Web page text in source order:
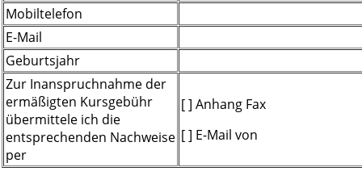
Mobiltelefon
E-Mail
Geburtsjahr
Zur Inanspruchnahme der
ermäßigten Kursgebühr
übermittele ich die
entsprechenden Nachweise
per
[ ] Anhang Fax
[ ] E-Mail von